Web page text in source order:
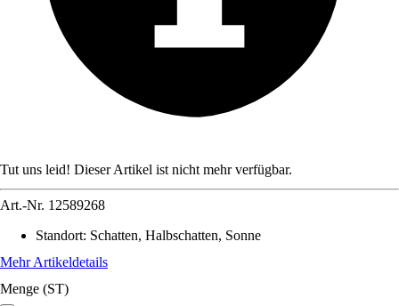
Tut uns leid! Dieser Artikel ist nicht mehr verfügbar.
Art.-Nr. 12589268
Standort: Schatten, Halbschatten, Sonne
Mehr Artikeldetails
Menge (ST)